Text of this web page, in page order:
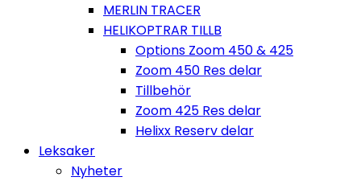
MERLIN TRACER
HELIKOPTRAR TILLB
Options Zoom 450 & 425
Zoom 450 Res delar
Tillbehör
Zoom 425 Res delar
Helixx Reserv delar
Leksaker
Nyheter